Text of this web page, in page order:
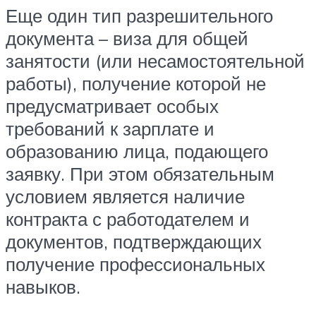
Еще один тип разрешительного
документа – виза для общей
занятости (или несамостоятельной
работы), получение которой не
предусматривает особых
требований к зарплате и
образованию лица, подающего
заявку. При этом обязательным
условием является наличие
контракта с работодателем и
документов, подтверждающих
получение профессиональных
навыков.